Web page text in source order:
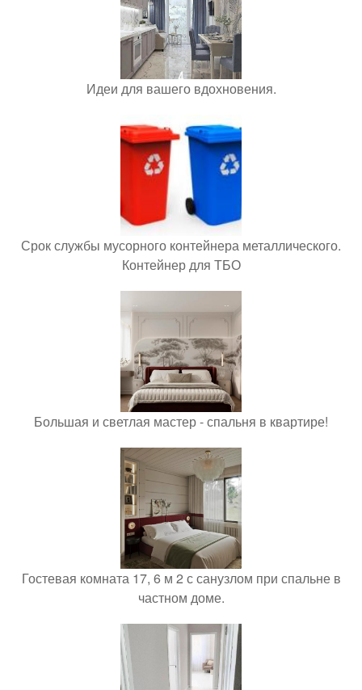
Идеи для вашего вдохновения.
Срок службы мусорного контейнера металлического.
Контейнер для ТБО
Большая и светлая мастер - спальня в квартире!
Гостевая комната 17, 6 м 2 с санузлом при спальне в
частном доме.